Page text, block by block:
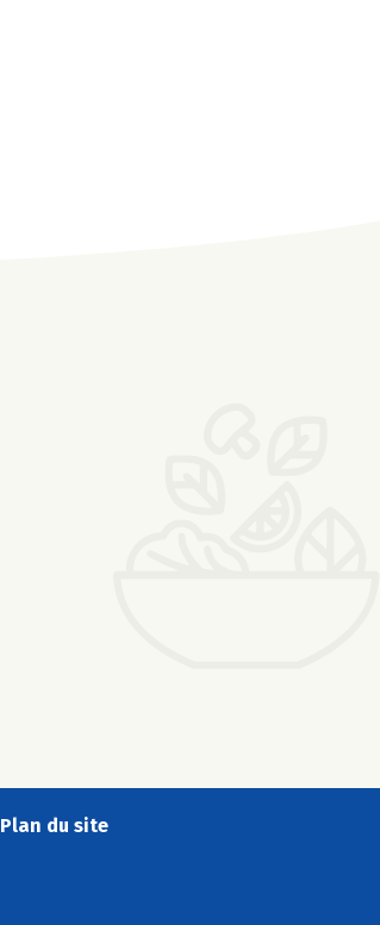
Plan du site